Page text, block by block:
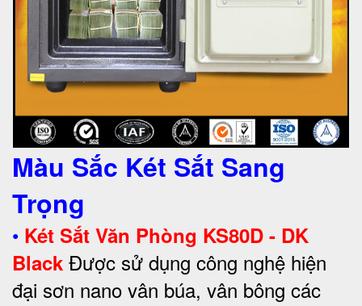
Màu Sắc Két Sắt Sang
Trọng
• Két Sắt Văn Phòng KS80D - DK
Black Được sử dụng công nghệ hiện
đại sơn nano vân búa, vân bông các